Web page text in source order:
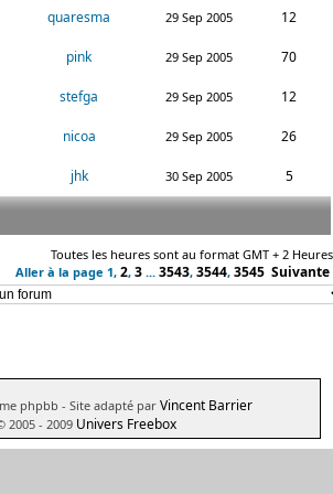
quaresma 29 Sep 2005 12
pink 29 Sep 2005 70
stefga 29 Sep 2005 12
nicoa 29 Sep 2005 26
jhk 30 Sep 2005 5
Toutes les heures sont au format GMT + 2 Heures
Aller à la page 1, 2, 3 ... 3543, 3544, 3545 Suivante
phpbb - Site adapté par Vincent Barrier
2005 - 2009 Univers Freebox